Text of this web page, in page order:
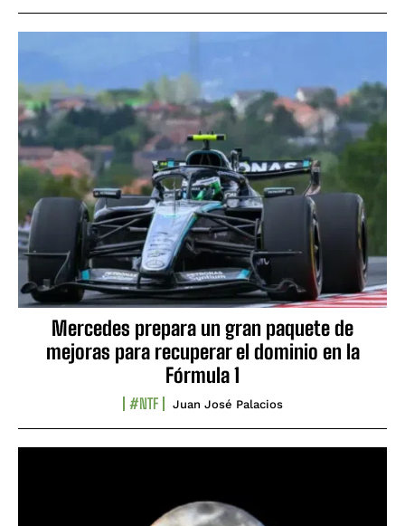
Mercedes prepara un gran paquete de
mejoras para recuperar el dominio en la
Fórmula 1
#NTF Juan José Palacios